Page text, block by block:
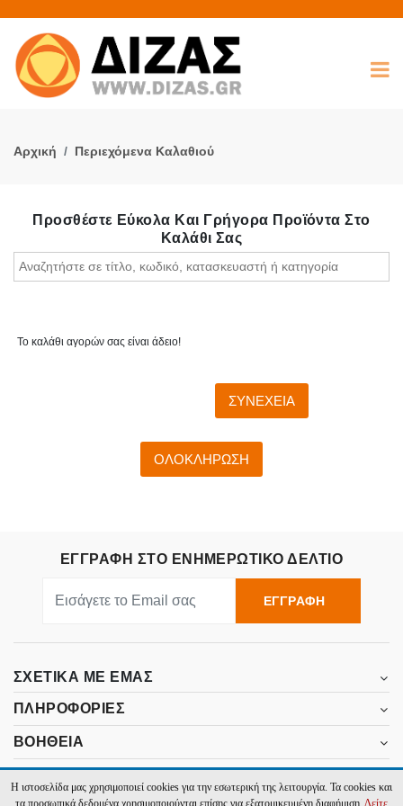
Αρχική Περιεχόμενα Καλαθιού
Προσθέστε Εύκολα Και Γρήγορα Προϊόντα Στο
Καλάθι Σας
Το καλάθι αγορών σας είναι άδειο!
ΣΥΝΕΧΕΙΑ
ΟΛΟΚΛΗΡΩΣΗ
ΕΓΓΡΑΦΗ ΣΤΟ ΕΝΗΜΕΡΩΤΙΚΟ ΔΕΛΤΙΟ
ΕΓΓΡΑΦΗ
ΣΧΕΤΙΚΑ ΜΕ ΕΜΑΣ
ΠΛΗΡΟΦΟΡΙΕΣ
ΒΟΗΘΕΙΑ
ΕΠΙΚΟΙΝΩΝΙΑ
Η ιστοσελίδα μας χρησιμοποιεί cookies για την εσωτερική της λειτουργία. Τα cookies και
τα προσωπικά δεδομένα χρησιμοποιούνται επίσης για εξατομικευμένη διαφήμιση. Δείτε